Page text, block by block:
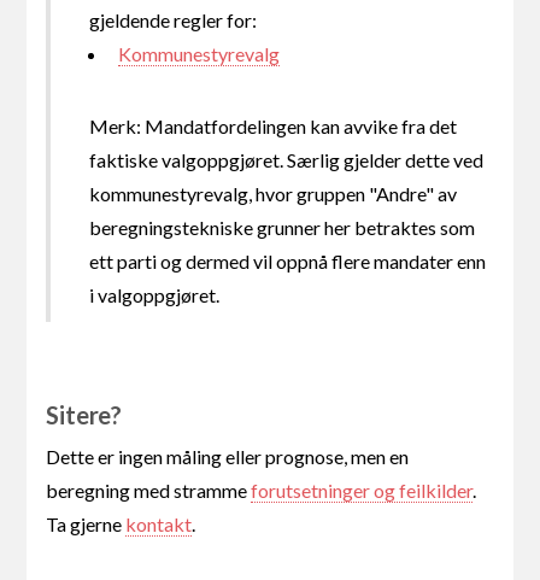
gjeldende regler for:
Kommunestyrevalg
Merk: Mandatfordelingen kan avvike fra det
faktiske valgoppgjøret. Særlig gjelder dette ved
kommunestyrevalg, hvor gruppen "Andre" av
beregningstekniske grunner her betraktes som
ett parti og dermed vil oppnå flere mandater enn
i valgoppgjøret.
Sitere?
Dette er ingen måling eller prognose, men en
beregning med strammeforutsetninger og feilkilder.
Ta gjerne kontakt.